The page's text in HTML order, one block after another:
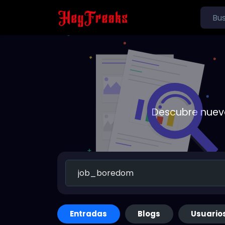
Descubre
Entradas Blogs